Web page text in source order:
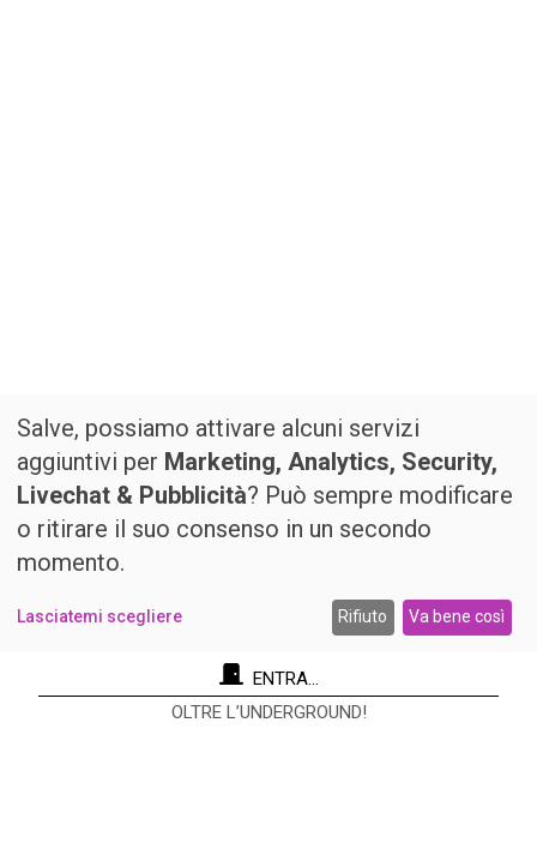
ENTRA...
OLTRE L’UNDERGROUND!
Salve, possiamo attivare alcuni servizi
aggiuntivi per Marketing, Analytics, Security,
Livechat & Pubblicità? Può sempre modificare
o ritirare il suo consenso in un secondo
momento.
Lasciatemi scegliere Rifiuto Va bene così